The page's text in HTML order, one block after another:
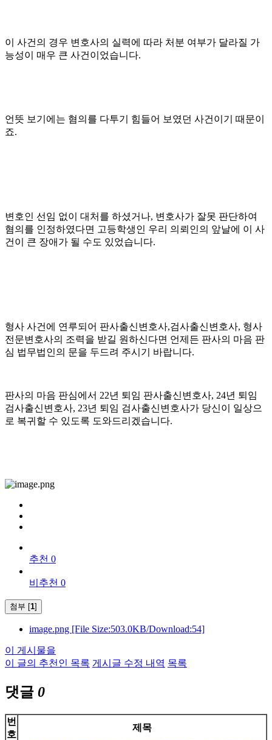
이 사건의 경우 변호사의 실력에 따라 처분 여부가 달라질 가
능성이 매우 큰 사건이었습니다.
언뜻 보기에는 혐의를 다투기 힘들어 보였던 사건이기 때문이
죠.
변호인 선임 없이 대처를 하셨거나, 변호사가 잘못 판단하여
혐의를 인정하였다면 고등학생인 우리 의뢰인의 앞날에 이 사
건이 큰 장애가 될 수도 있었습니다.
형사 사건에 연루되어 판사출신변호사,검사출신변호사, 형사
전문변호사의 조력을 받길 원하신다면 언제든 판사의 마음 판
심 법무법인의 문을 두드려 주시기 바랍니다.
​​판사의 마음 판심에서 22년 퇴임 판사출신변호사, 24년 퇴임
검사출신변호사, 23년 퇴임 검사출신변호사가 당신이 일상으
로 복귀할 수 있도록 도와드리겠습니다.
추천 0
비추천 0
첨부 [1]
image.png [File Size:503.0KB/Download:54]
이 게시물을
이 글의 추천인 목록 게시글 수정 내역 목록
댓글 0
번
호
제목